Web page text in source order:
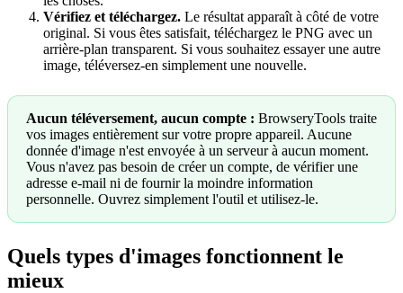
Vérifiez et téléchargez. Le résultat apparaît à côté de votre
original. Si vous êtes satisfait, téléchargez le PNG avec un
arrière-plan transparent. Si vous souhaitez essayer une autre
image, téléversez-en simplement une nouvelle.
Aucun téléversement, aucun compte : BrowseryTools traite
vos images entièrement sur votre propre appareil. Aucune
donnée d'image n'est envoyée à un serveur à aucun moment.
Vous n'avez pas besoin de créer un compte, de vérifier une
adresse e-mail ni de fournir la moindre information
personnelle. Ouvrez simplement l'outil et utilisez-le.
Quels types d'images fonctionnent le
mieux